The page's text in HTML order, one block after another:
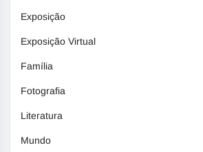
Exposição
Exposição Virtual
Família
Fotografia
Literatura
Mundo